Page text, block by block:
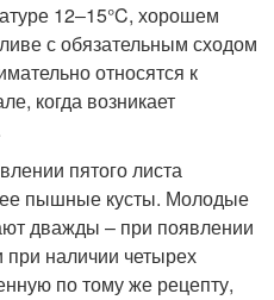
12‒15°C, хорошем
с обязательным сходом
относятся к
когда возникает
пятого листа
пышные кусты. Молодые
дважды – при появлении
при наличии четырех
по тому же рецепту,